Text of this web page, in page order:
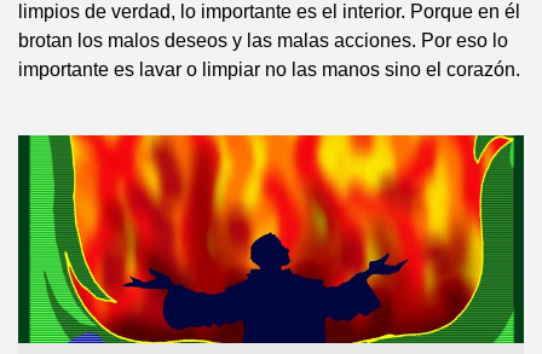
limpios de verdad, lo importante es el interior. Porque en él
brotan los malos deseos y las malas acciones. Por eso lo
importante es lavar o limpiar no las manos sino el corazón.